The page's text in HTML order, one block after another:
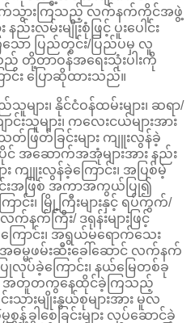
ာက်သွားကြသည့် လက်နက်ကိုင်အဖွဲ့
းလမ်းမျိုးစုံဖြင့် ပူးပေါင်း
ော ပြည်တွင်း/ပြည်ပမှ လူ
တို့တာဝန်အရေးသုံးပါးကို
ာင်း ပြောဆိုထားသည်။
များ၊ နိုင်ငံဝန်ထမ်းများ၊ ဆရာ/
ာင်းသူများ၊ ကလေးငယ်များအား
သတ်ဖြတ်ခြင်းများ ကျူးလွန်ခဲ့
ပိုင် အဆောက်အအုံများအား နည်း
း ကျူးလွန်ခဲ့ကြောင်း၊ အပြစ်မဲ့
င်းအဖြစ် အကာအကွယ်ပြု၍
ာင်း၊ မြို့ကြီးများနှင့် ရပ်ကွက်/
နက်ကြီး/ ဒရုန်းများဖြင့်
ြောင်း၊ အရွယ်မရောက်သေး
မ္မဖမ်းဆီးခေါ်ဆောင် လက်နက်
ြုလုပ်ခဲ့ကြောင်း၊ နယ်မြေတစ်ခု
အတူတကွနေထိုင်ခဲ့ကြသည့်
သားမျိုးနွယ်စုများအား မူလ
န့်ခွါစေခြင်းများ လုပ်ဆောင်ခဲ့